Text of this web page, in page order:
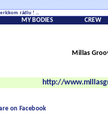
rádiu ! ...
MY BODIES CREW
Millas
http://
on Facebook